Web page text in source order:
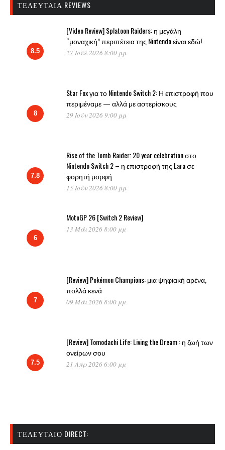
ΤΕΛΕΥΤΑΊΑ REVIEWS
8.5
[Video Review] Splatoon Raiders: η μεγάλη
“μοναχική” περιπέτεια της Nintendo είναι εδώ!
27 Ιούλ 2026 8:00 μμ
8
Star Fox για το Nintendo Switch 2: Η επιστροφή που
περιμέναμε — αλλά με αστερίσκους
29 Ιούν 2026 9:00 μμ
7.8
Rise of the Tomb Raider: 20 year celebration στο
Nintendo Switch 2 – η επιστροφή της Lara σε
φορητή μορφή
15 Ιούν 2026 8:00 μμ
6
MotoGP 26 [Switch 2 Review]
13 Μάι 2026 8:00 μμ
7
[Review] Pokémon Champions: μια ψηφιακή αρένα,
πολλά κενά
09 Μάι 2026 8:00 μμ
7.5
[Review] Tomodachi Life: Living the Dream : η ζωή των
ονείρων σου
21 Απρ 2026 6:00 μμ
ΤΕΛΕΥΤΑΊΟ DIRECT: